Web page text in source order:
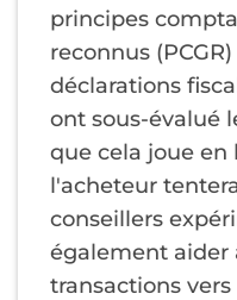
principes
reconnus
déclarations
ont sous-évalué
que cela joue en
l'acheteur
conseillers
également aider
transactions